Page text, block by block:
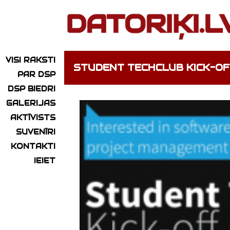
VISI RAKSTI
PAR DSP
DSP BIEDRI
GALERIJAS
AKTĪVISTS
SUVENĪRI
KONTAKTI
IEIET
STUDENT TECHCLUB KICK-